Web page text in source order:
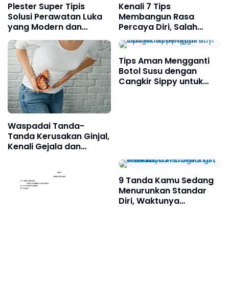
Plester Super Tipis
Solusi Perawatan Luka
yang Modern dan
Stylish
Kenali 7 Tips
Membangun Rasa
Percaya Diri, Salah
Satunya Jangan Terlalu
Membandingkan Diri
Sendiri dengan Orang
Lain
Waspadai Tanda-
Tanda Kerusakan Ginjal,
Kenali Gejala dan
Tips Aman Mengganti
Botol Susu dengan
Cangkir Sippy untuk
9 Tanda Kamu Sedang
Menurunkan Standar
Diri, Waktunya